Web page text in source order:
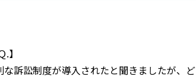
】
訴訟制度が導入されたと聞きましたが、